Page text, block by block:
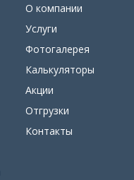
О компании
Услуги
Фотогалерея
Калькуляторы
Акции
Отгрузки
Контакты